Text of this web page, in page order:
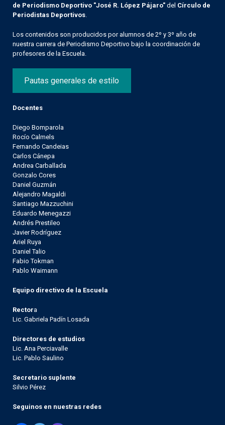
de Periodismo Deportivo "José R. López Pájaro" del Círculo de
Periodistas Deportivos
Los contenidos son producidos por alumnos de 2º y 3º año de
nuestra carrera de Periodismo Deportivo bajo la coordinación de
profesores de la Escuela.
Pautas generales de estilo
Docentes
Diego Bomparola
Rocío Calmels
Fernando Candeias
Carlos Cánepa
Andrea Carballada
Gonzalo Cores
Daniel Guzmán
Alejandro Magaldi
Santiago Mazzuchini
Eduardo Menegazzi
Andrés Prestileo
Javier Rodríguez
Ariel Ruya
Daniel Talio
Fabio Tokman
Pablo Waimann
Equipo directivo de la Escuela
Rectora
Lic. Gabriela Padín Losada
Directores de estudios
Lic. Ana Perciavalle
Lic. Pablo Saulino
Secretario suplente
Silvio Pérez
Seguinos en nuestras redes